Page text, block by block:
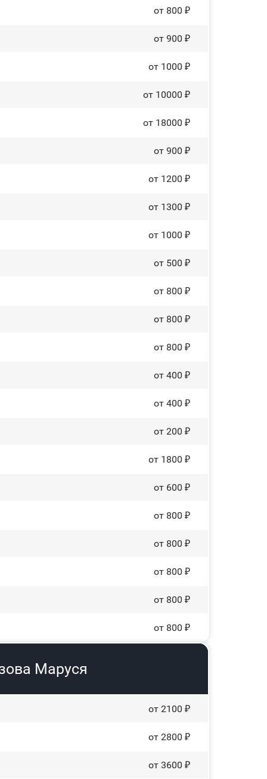
от 800 ₽
от 900 ₽
от 1000 ₽
от 10000 ₽
от 18000 ₽
от 900 ₽
от 1200 ₽
от 1300 ₽
от 1000 ₽
от 500 ₽
от 800 ₽
от 800 ₽
от 800 ₽
от 400 ₽
от 400 ₽
от 200 ₽
от 1800 ₽
от 600 ₽
от 800 ₽
от 800 ₽
от 800 ₽
от 800 ₽
от 800 ₽
Маруся
от 2100 ₽
от 2800 ₽
от 3600 ₽